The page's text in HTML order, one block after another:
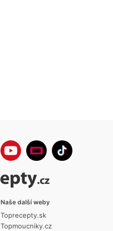
Naše další weby
Toprecepty.sk
Topmoucniky.cz